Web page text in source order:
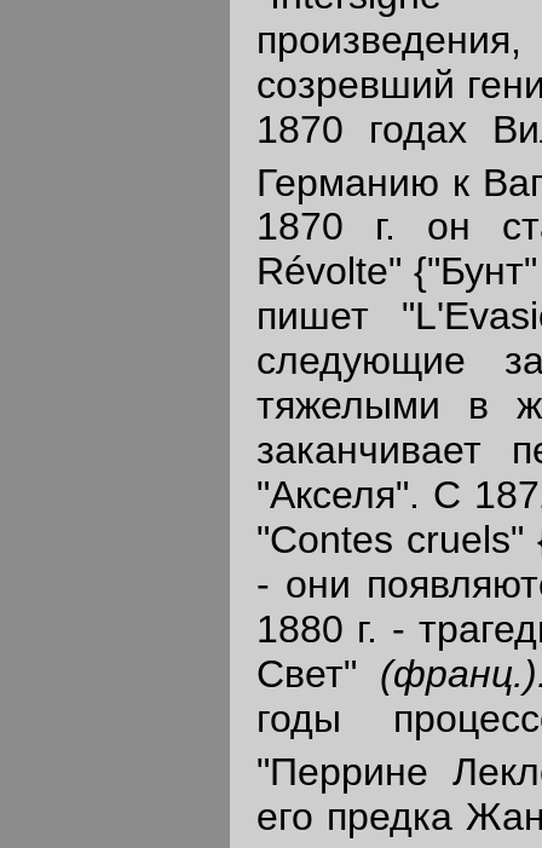
созревший
1870 годах
Германию к
1870 г. он
Révolte"
пишет
следующие
тяжелыми в
заканчивает
"Акселя". С
"Contes
- они
1880 г. -
Свет"
годы
"Перрине
его предка